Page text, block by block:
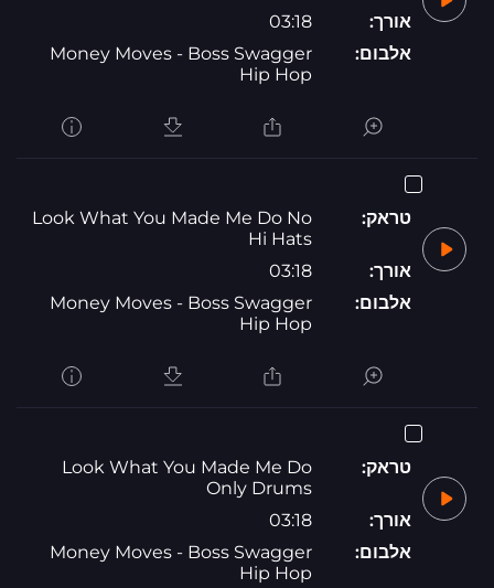
אורך:
03:18
אלבום:
Money Moves - Boss Swagger
Hip Hop
טראק:
Look What You Made Me Do No
Hi Hats
אורך:
03:18
אלבום:
Money Moves - Boss Swagger
Hip Hop
טראק:
Look What You Made Me Do
Only Drums
אורך:
03:18
אלבום:
Money Moves - Boss Swagger
Hip Hop